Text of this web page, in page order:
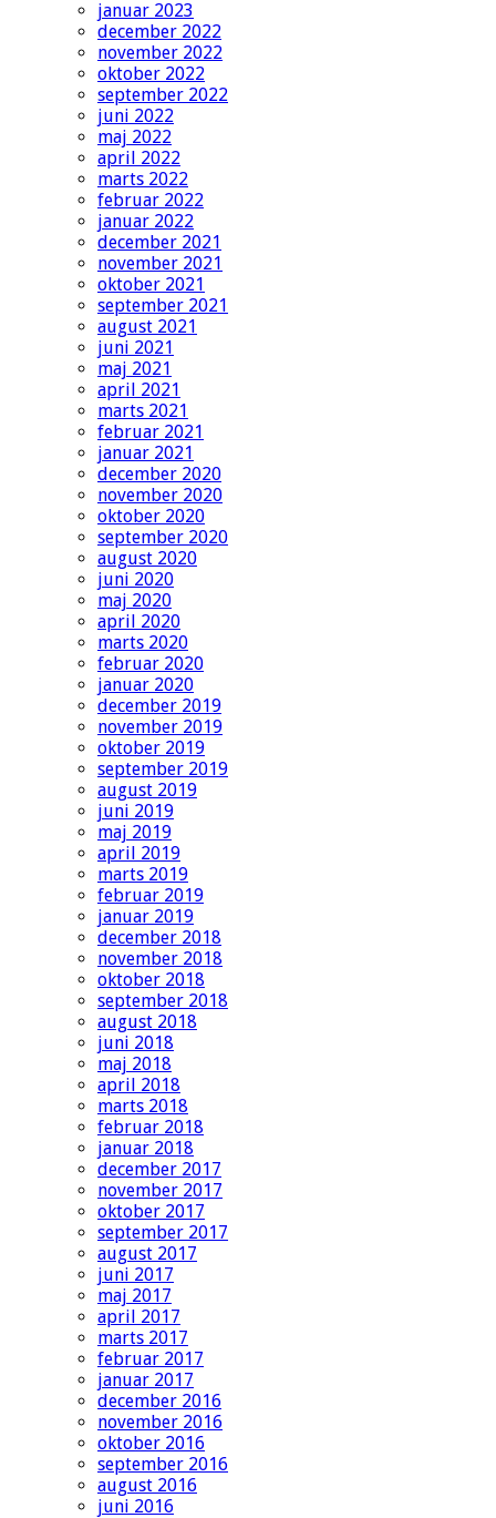
januar 2023
december 2022
november 2022
oktober 2022
september 2022
juni 2022
maj 2022
april 2022
marts 2022
februar 2022
januar 2022
december 2021
november 2021
oktober 2021
september 2021
august 2021
juni 2021
maj 2021
april 2021
marts 2021
februar 2021
januar 2021
december 2020
november 2020
oktober 2020
september 2020
august 2020
juni 2020
maj 2020
april 2020
marts 2020
februar 2020
januar 2020
december 2019
november 2019
oktober 2019
september 2019
august 2019
juni 2019
maj 2019
april 2019
marts 2019
februar 2019
januar 2019
december 2018
november 2018
oktober 2018
september 2018
august 2018
juni 2018
maj 2018
april 2018
marts 2018
februar 2018
januar 2018
december 2017
november 2017
oktober 2017
september 2017
august 2017
juni 2017
maj 2017
april 2017
marts 2017
februar 2017
januar 2017
december 2016
november 2016
oktober 2016
september 2016
august 2016
juni 2016